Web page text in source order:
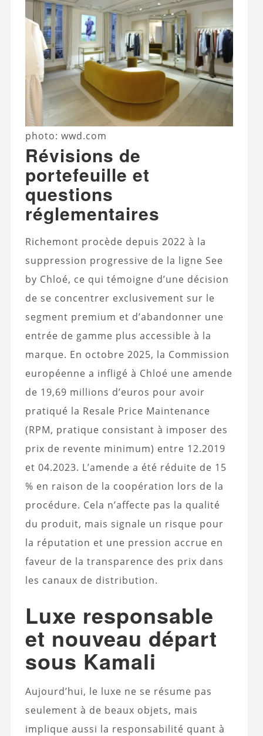
photo: wwd.com
Révisions de
portefeuille et
questions
réglementaires
Richemont procède depuis 2022 à la
suppression progressive de la ligne See
by Chloé, ce qui témoigne d’une décision
de se concentrer exclusivement sur le
segment premium et d’abandonner une
entrée de gamme plus accessible à la
marque. En octobre 2025, la Commission
européenne a infligé à Chloé une amende
de 19,69 millions d’euros pour avoir
pratiqué la Resale Price Maintenance
(RPM, pratique consistant à imposer des
prix de revente minimum) entre 12.2019
et 04.2023. L’amende a été réduite de 15
% en raison de la coopération lors de la
procédure. Cela n’affecte pas la qualité
du produit, mais signale un risque pour
la réputation et une pression accrue en
faveur de la transparence des prix dans
les canaux de distribution.
Luxe responsable
et nouveau départ
sous Kamali
Aujourd’hui, le luxe ne se résume pas
seulement à de beaux objets, mais
implique aussi la responsabilité quant à